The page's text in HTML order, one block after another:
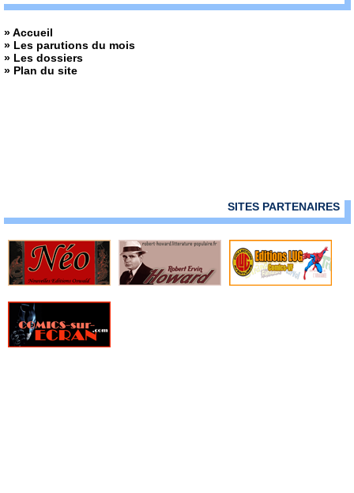
» Accueil
» Les parutions du mois
» Les dossiers
» Plan du site
SITES PARTENAIRES